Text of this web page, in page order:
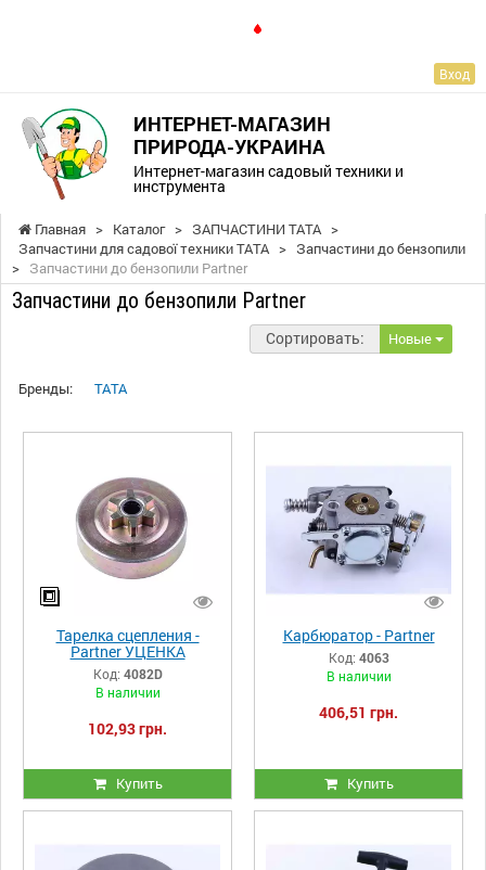
Вход
ИНТЕРНЕТ-МАГАЗИН
ПРИРОДА-УКРАИНА
Интернет-магазин садовый техники и
инструмента
Главная > Каталог > ЗАПЧАСТИНИ ТАТА >
Запчастини для садової техники ТАТА > Запчастини до бензопили
> Запчастини до бензопили Partner
Запчастини до бензопили Partner
Сортировать: Новые
Бренды: TATA
Тарелка сцепления -
Partner УЦЕНКА
Код: 4082D
В наличии
102,93 грн.
Купить
Карбюратор - Partner
Код: 4063
В наличии
406,51 грн.
Купить